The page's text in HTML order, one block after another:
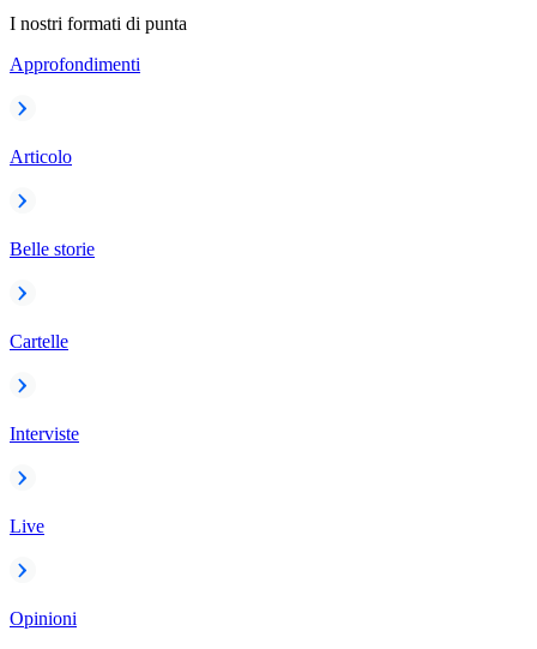
I nostri formati di punta
Approfondimenti
Articolo
Belle storie
Cartelle
Interviste
Live
Opinioni